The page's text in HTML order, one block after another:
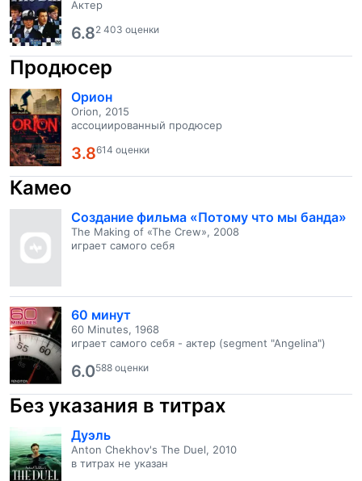
Актер
6.82 403 оценки
Продюсер
Орион
Orion, 2015
ассоциированный продюсер
3.8614 оценки
Камео
Создание фильма «Потому что мы банда»
The Making of «The Crew», 2008
играет самого себя
60 минут
60 Minutes, 1968
играет самого себя - актер (segment "Angelina")
6.0588 оценки
Без указания в титрах
Дуэль
Anton Chekhov's The Duel, 2010
в титрах не указан